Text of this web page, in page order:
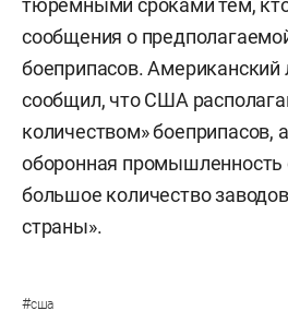
сообщения о
боеприпасов. Американский
сообщил, что США
количеством» боеприпасов,
оборонная промышленность
большое количество
страны».
#сша